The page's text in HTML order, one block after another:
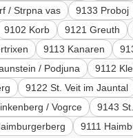
/ Strpna vas 9133 Proboj
9102 Korb 9121 Greuth
9113 Kanaren
/ Podjuna 9112
9122 St. Veit im Jauntal
/ Vogrce 9143
9111